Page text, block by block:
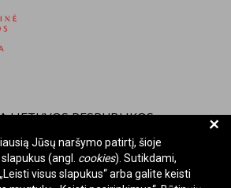
LIETUVOS RESPUBLIKOS
PAVELDO KOMISIJA
registre 288700520
01135 Vilnius
+
Jūsų naršymo patirtį, šioje
(angl. cookies). Sutikdami,
visus slapukus“ arba galite keisti